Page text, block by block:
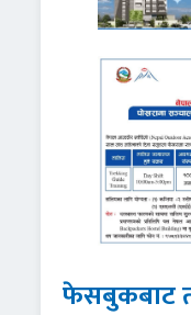
फेसबुकबाट